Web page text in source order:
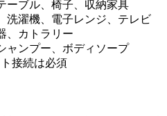
ーブル、椅子、収納家具
洗濯機、電子レンジ、テレビ
、カトラリー
ャンプー、ボディソープ
接続は必須